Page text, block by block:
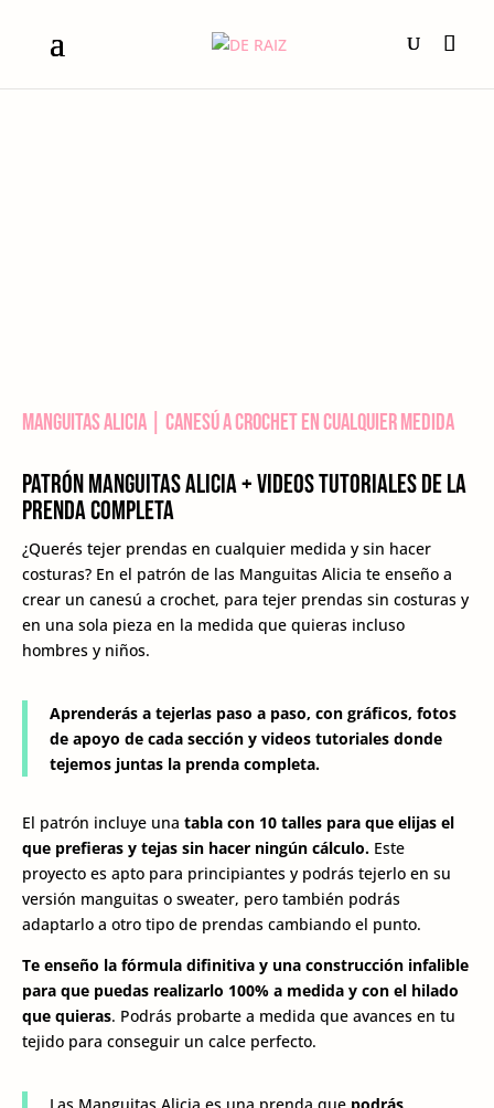
Manguitas Alicia | Canesú a crochet en cualquier medida
Patrón Manguitas Alicia + Videos tutoriales de la
prenda completa
¿Querés tejer prendas en cualquier medida y sin hacer
costuras? En el patrón de las Manguitas Alicia te enseño a
crear un canesú a crochet, para tejer prendas sin costuras y
en una sola pieza en la medida que quieras incluso
hombres y niños.
Aprenderás a tejerlas paso a paso, con gráficos, fotos
de apoyo de cada sección y videos tutoriales donde
tejemos juntas la prenda completa.
El patrón incluye una tabla con 10 talles para que elijas el
que prefieras y tejas sin hacer ningún cálculo. Este
proyecto es apto para principiantes y podrás tejerlo en su
versión manguitas o sweater, pero también podrás
adaptarlo a otro tipo de prendas cambiando el punto.
Te enseño la fórmula difinitiva y una construcción infalible
para que puedas realizarlo 100% a medida y con el hilado
que quieras. Podrás probarte a medida que avances en tu
tejido para conseguir un calce perfecto.